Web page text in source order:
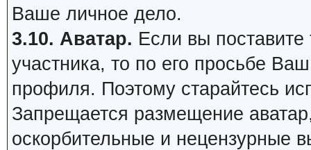
Ваше личное дело.
3.10. Аватар. Если вы поставите
участника, то по его просьбе
профиля. Поэтому старайтесь
Запрещается размещение
оскорбительные и нецензурные